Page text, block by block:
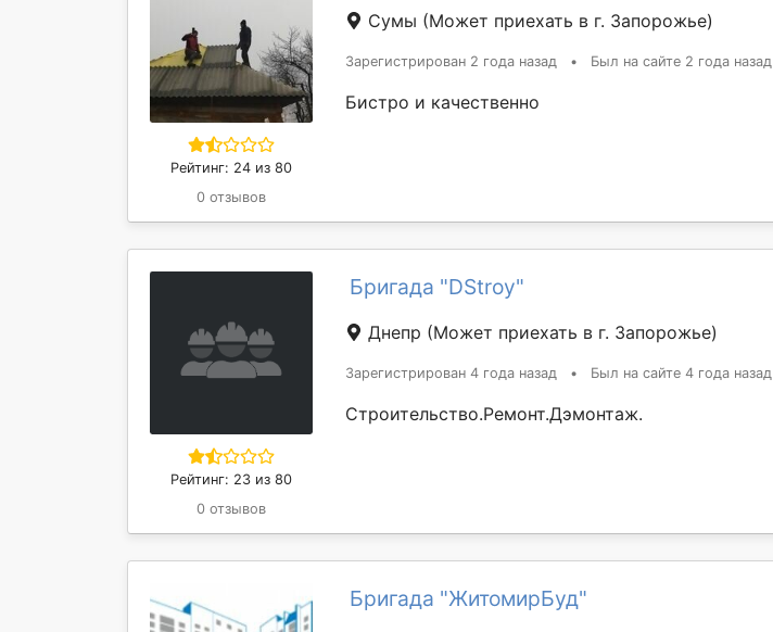
Рейтинг: 24 из 80
0 отзывов
Сумы (Может приехать в г. Запорожье)
Зарегистрирован 2 года назад • Был на сайте 2 года назад
Бистро и качественно
Рейтинг: 23 из 80
0 отзывов
Бригада "DStroy"
Днепр (Может приехать в г. Запорожье)
Зарегистрирован 4 года назад • Был на сайте 4 года назад
Строительство.Ремонт.Дэмонтаж.
Бригада "ЖитомирБуд"